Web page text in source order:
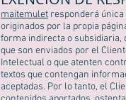
maitemulet responderá
originados por la propia
forma indirecta o subsidiaria,
que son enviados por el
Intelectual o que atenten
textos que contengan
aceptadas. Por lo tanto, el